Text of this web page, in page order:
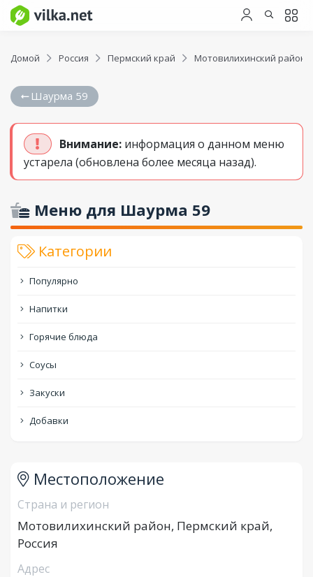
Домой Россия Пермский край Мотовилихинский район
Шаурма 59
Внимание: информация о данном меню
устарела (обновлена более месяца назад).
Меню для Шаурма 59
Категории
Популярно
Напитки
Горячие блюда
Соусы
Закуски
Добавки
Местоположение
Страна и регион
Мотовилихинский район, Пермский край,
Россия
Адрес